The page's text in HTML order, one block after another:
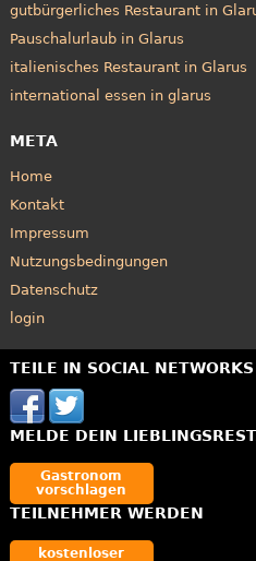
gutbürgerliches Restaurant in
Pauschalurlaub in Glarus
italienisches Restaurant in Glarus
international essen in glarus
META
Home
Kontakt
Impressum
Nutzungsbedingungen
Datenschutz
login
TEILE IN SOCIAL NETWORKS
MELDE DEIN
Gastronom
vorschlagen
TEILNEHMER WERDEN
kostenloser